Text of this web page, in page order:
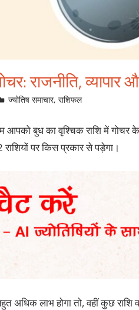
राजनीति,
ज्योतिष समाचार,राशिफल
आपको बुध का वृश्चिक राशि में गोचरके
पर किस प्रकार से पड़ेगा।
अधिक लाभ होगा तो, वहीं कुछ